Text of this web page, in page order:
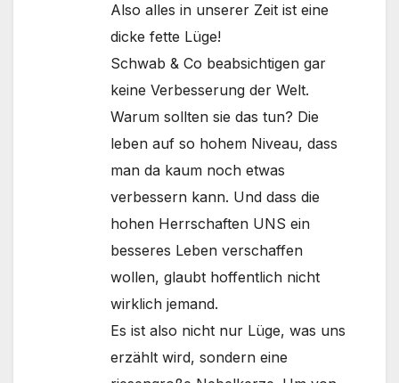
Also alles in unserer Zeit ist eine
dicke fette Lüge!
Schwab & Co beabsichtigen gar
keine Verbesserung der Welt.
Warum sollten sie das tun? Die
leben auf so hohem Niveau, dass
man da kaum noch etwas
verbessern kann. Und dass die
hohen Herrschaften UNS ein
besseres Leben verschaffen
wollen, glaubt hoffentlich nicht
wirklich jemand.
Es ist also nicht nur Lüge, was uns
erzählt wird, sondern eine